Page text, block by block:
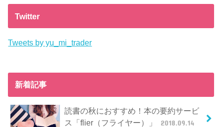
Twitter
Tweets by yu_mi_trader
新着記事
読書の秋におすすめ！本の要約サービ
ス「flier（フライヤー）」
2018.09.14